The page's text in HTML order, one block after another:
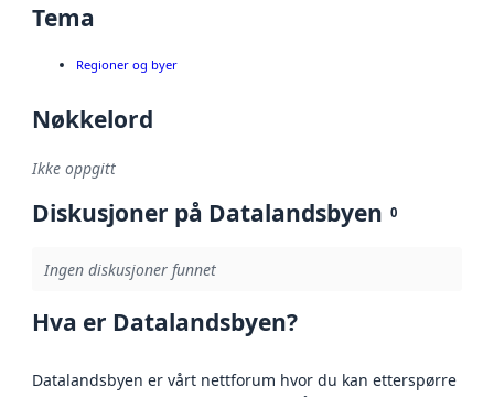
Tema
Regioner og byer
Nøkkelord
Ikke oppgitt
Diskusjoner på Datalandsbyen 0
Ingen diskusjoner funnet
Hva er Datalandsbyen?
Datalandsbyen er vårt nettforum hvor du kan etterspørre